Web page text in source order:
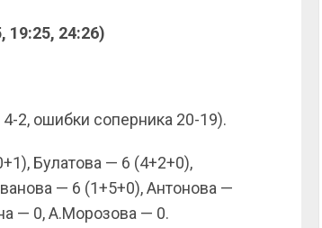
24:26)
2, ошибки соперника 20-19).
Булатова — 6 (4+2+0),
— 6 (1+5+0), Антонова —
— 0, А.Морозова — 0.